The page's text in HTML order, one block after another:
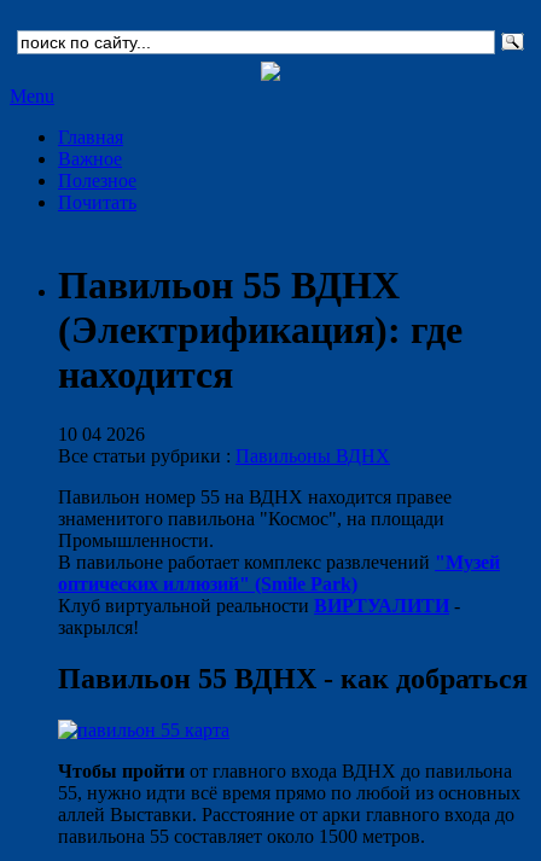
Menu
Главная
Важное
Полезное
Почитать
Павильон 55 ВДНХ
(Электрификация): где
находится
10 04 2026
Все статьи рубрики : Павильоны ВДНХ
Павильон номер 55 на ВДНХ находится правее
знаменитого павильона "Космос", на площади
Промышленности.
В павильоне работает комплекс развлечений "Музей
оптических иллюзий" (Smile Park)
Клуб виртуальной реальности ВИРТУАЛИТИ -
закрылся!
Павильон 55 ВДНХ - как добраться
Чтобы пройти от главного входа ВДНХ до павильона
55, нужно идти всё время прямо по любой из основных
аллей Выставки. Расстояние от арки главного входа до
павильона 55 составляет около 1500 метров.